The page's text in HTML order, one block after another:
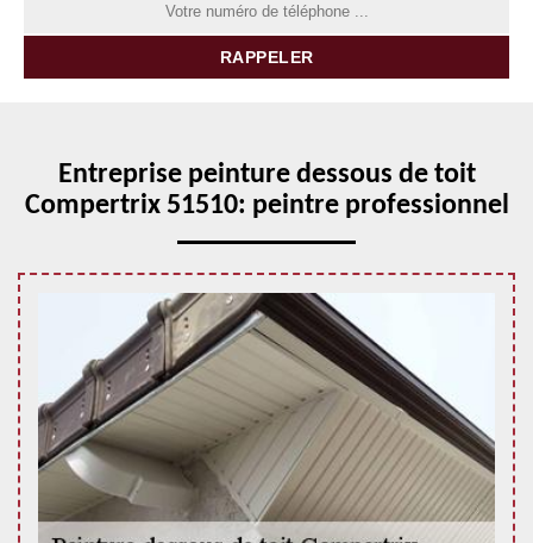
Entreprise peinture dessous de toit
Compertrix 51510: peintre professionnel